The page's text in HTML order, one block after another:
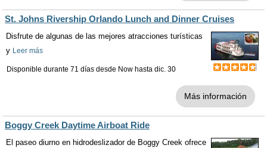
St. Johns Rivership Orlando Lunch and Dinner Cruises
Disfrute de algunas de las mejores atracciones turísticas
y Leer más
Disponible durante 71 días desde Now hasta dic. 30
Más información
Boggy Creek Daytime Airboat Ride
El paseo diurno en hidrodeslizador de Boggy Creek ofrece